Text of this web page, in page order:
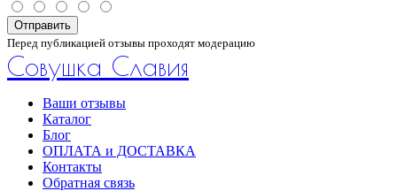
Отправить
Перед публикацией отзывы проходят модерацию
Совушка Славия
Ваши отзывы
Каталог
Блог
ОПЛАТА и ДОСТАВКА
Контакты
Обратная связь